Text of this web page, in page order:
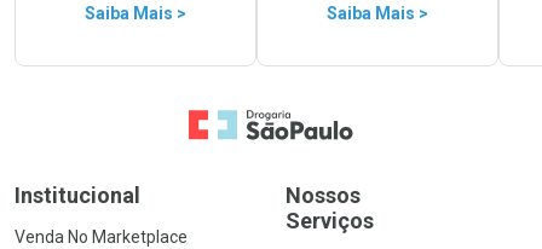
Saiba Mais > Saiba Mais >
Ir para a Home
Institucional
Venda No Marketplace
Nossos
Serviços